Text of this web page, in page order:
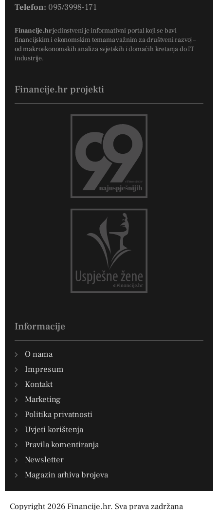
Telefon: 095/3998-171
Financije.hrjedinstveni je informativni portal koji se bavi
financijskim i ekonomskim temama važnim za društveni razvoj –
od makroekonomskih analiza svjetskih i domaćih kretanja do IT
industrije.
Financije.hr projekti
Informacije
O nama
Impresum
Kontakt
Marketing
Politika privatnosti
Uvjeti korištenja
Pravila komentiranja
Newsletter
Magazin arhiva brojeva
Copyright 2026 Financije.hr. Sva prava zadržana